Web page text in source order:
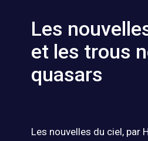
Les
et les trous
quasars
Les nouvelles du ciel, par